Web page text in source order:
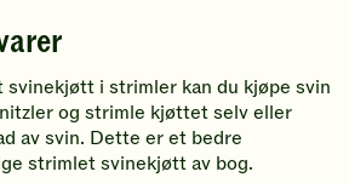
i strimler kan du kjøpe svin
og strimle kjøttet selv eller
av svin. Dette er et bedre
strimlet svinekjøtt av bog.